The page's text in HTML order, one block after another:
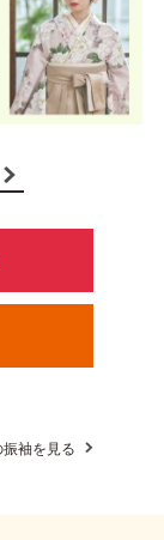
振袖を見る